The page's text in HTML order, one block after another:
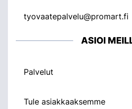
tyovaatepalvelu@promart.fi
ASIOI
Palvelut
Tule asiakkaaksemme